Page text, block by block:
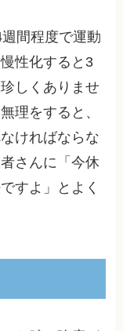
間程度で運動
性化すると3
しくありませ
理をすると、
ければならな
さんに「今休
すよ」とよく